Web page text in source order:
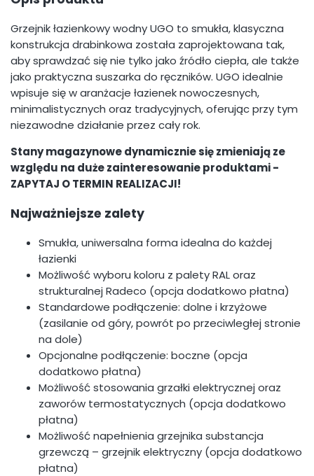
Grzejnik łazienkowy wodny UGO to smukła, klasyczna
konstrukcja drabinkowa została zaprojektowana tak,
aby sprawdzać się nie tylko jako źródło ciepła, ale także
jako praktyczna suszarka do ręczników. UGO idealnie
wpisuje się w aranżacje łazienek nowoczesnych,
minimalistycznych oraz tradycyjnych, oferując przy tym
niezawodne działanie przez cały rok.
Stany magazynowe dynamicznie się zmieniają ze
względu na duże zainteresowanie produktami -
ZAPYTAJ O TERMIN REALIZACJI!
Najważniejsze zalety
Smukła, uniwersalna forma idealna do każdej
łazienki
Możliwość wyboru koloru z palety RAL oraz
strukturalnej Radeco (opcja dodatkowo płatna)
Standardowe podłączenie: dolne i krzyżowe
(zasilanie od góry, powrót po przeciwległej stronie
na dole)
Opcjonalne podłączenie: boczne (opcja
dodatkowo płatna)
Możliwość stosowania grzałki elektrycznej oraz
zaworów termostatycznych (opcja dodatkowo
płatna)
Możliwość napełnienia grzejnika substancja
grzewczą – grzejnik elektryczny (opcja dodatkowo
płatna)